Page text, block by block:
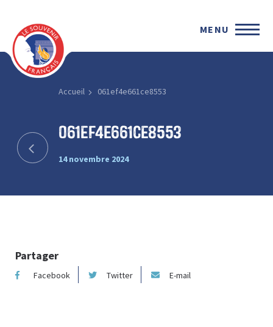
MENU
Accueil 061ef4e661ce8553
061ef4e661ce8553
14 novembre 2024
Partager
Facebook Twitter E-mail